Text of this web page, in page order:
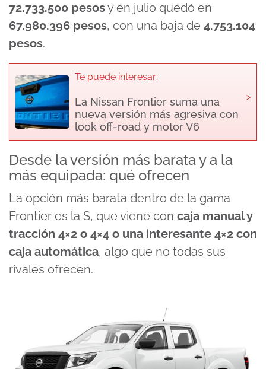
72.733.500 pesosy en julio quedó en
67.980.396 pesos, con una baja de 4.753.104
pesos.
Te puede interesar:
La Nissan Frontier suma una
nueva versión más agresiva con
look off-road y motor V6
›
Desde la versión más barata y a la
más equipada: qué ofrecen
La opción más barata dentro de la gama
Frontier es la S, que viene con caja manual y
tracción 4×2 o 4×4 o una interesante 4×2 con
caja automática, algo que no todas sus
rivales ofrecen.